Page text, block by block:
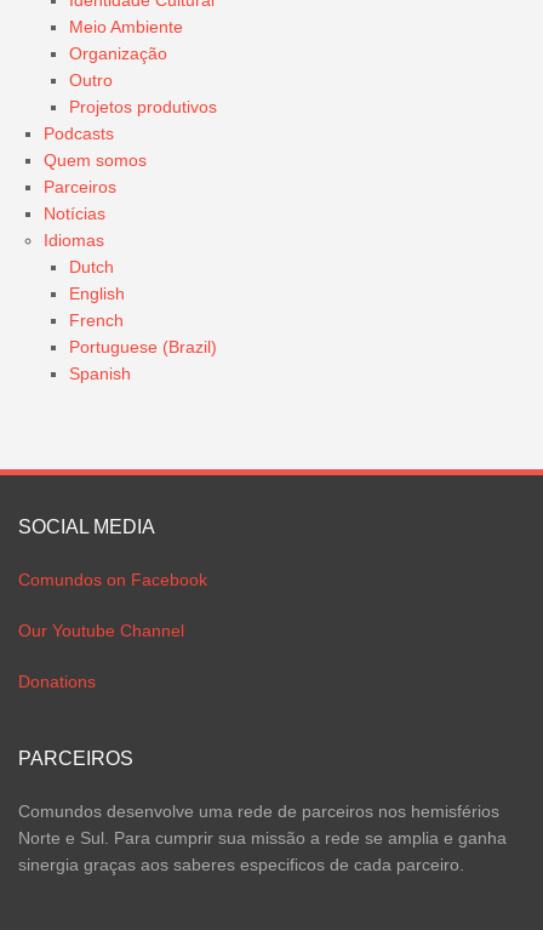
Meio Ambiente
Organização
Outro
Projetos produtivos
Podcasts
Quem somos
Parceiros
Notícias
Idiomas
Dutch
English
French
Portuguese (Brazil)
Spanish
SOCIAL MEDIA
Comundos on Facebook
Our Youtube Channel
Donations
PARCEIROS
Comundos desenvolve uma rede de parceiros nos hemisférios
Norte e Sul. Para cumprir sua missão a rede se amplia e ganha
sinergia graças aos saberes especificos de cada parceiro.